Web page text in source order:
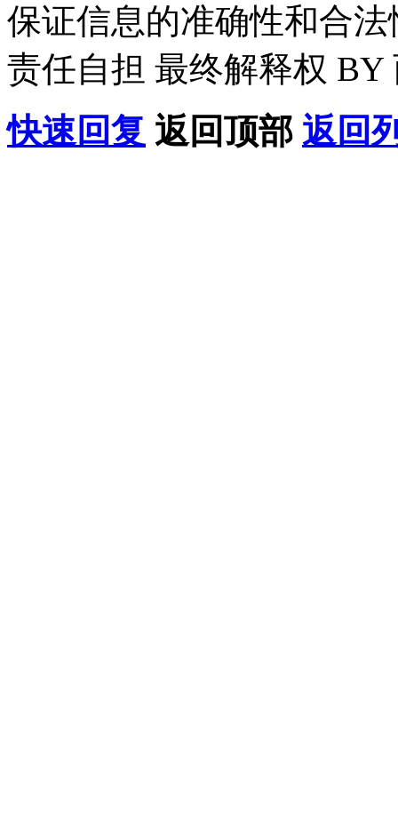
保证信息的准确性和合
责任自担 最终解释权 BY
快速回复 返回顶部 返回